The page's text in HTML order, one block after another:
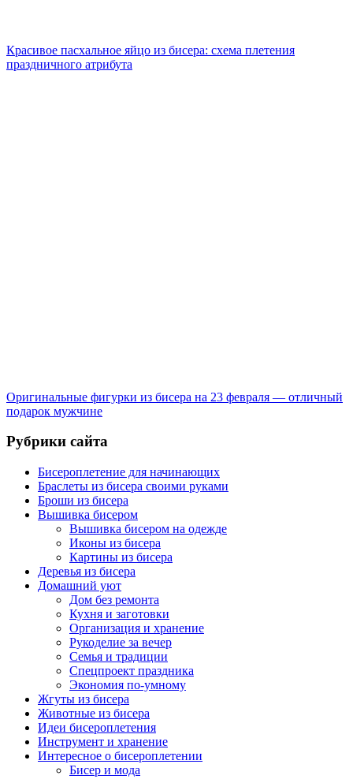
Красивое пасхальное яйцо из бисера: схема плетения
праздничного атрибута
Оригинальные фигурки из бисера на 23 февраля — отличный
подарок мужчине
Рубрики сайта
Бисероплетение для начинающих
Браслеты из бисера своими руками
Броши из бисера
Вышивка бисером
Вышивка бисером на одежде
Иконы из бисера
Картины из бисера
Деревья из бисера
Домашний уют
Дом без ремонта
Кухня и заготовки
Организация и хранение
Рукоделие за вечер
Семья и традиции
Спецпроект праздника
Экономия по-умному
Жгуты из бисера
Животные из бисера
Идеи бисероплетения
Инструмент и хранение
Интересное о бисероплетении
Бисер и мода